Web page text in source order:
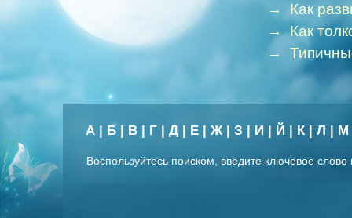
→ Как
→Как
→
А | Б| В | Г | Д | Е | Ж| З | И | Й | К| Л | М
Воспользуйтесь поиском, введите ключевое